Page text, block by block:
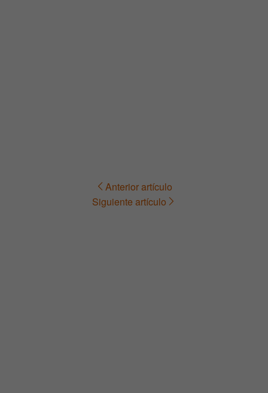
Navegación Anterior artículo
Siguiente artículo